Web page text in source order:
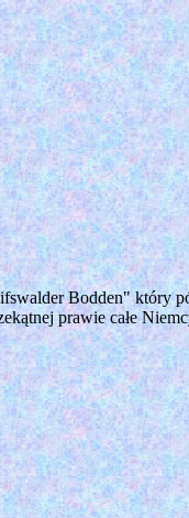
Bodden" który
prawie całe